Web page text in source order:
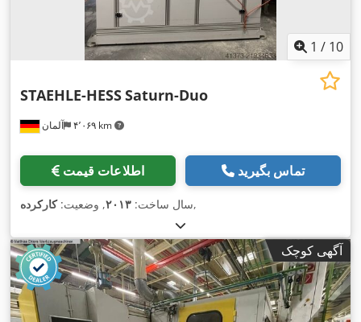
1 / 10
آلمان ۴٬۰۶۹ km
STAEHLE-HESSSaturn-Duo
اطلاعات قیمت تماس بگیرید
سال ساخت: ۲۰۱۳, وضعیت:کارکرده ,
آگهی کوچک